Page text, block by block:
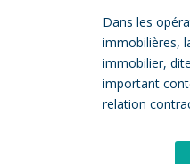
Dans les
immobilières,
immobilier,
important
relation